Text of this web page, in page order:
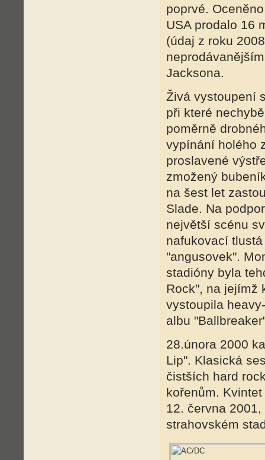
poprvé.
USA prodalo 16
(údaj z roku
Jacksona.
Živá vystoupení
při které
poměrně
vypínání holého
proslavené
zmožený
na šest let
Slade. Na
největší scénu
nafukovací
"angusovek".
stadióny byla
Rock", na jejímž
vystoupila
albu
28.února 2000
Lip". Klasická
čistších hard
kořenům.
12. června
strahovském